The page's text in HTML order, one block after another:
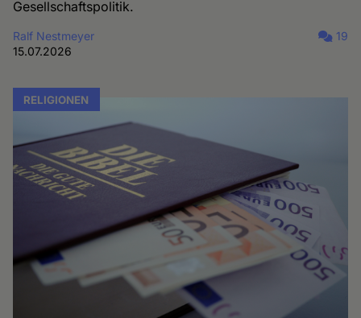
Gesellschaftspolitik.
Ralf Nestmeyer
15.07.2026
19
RELIGIONEN